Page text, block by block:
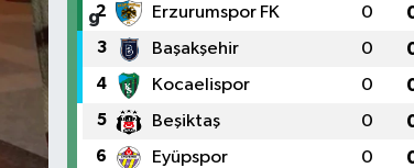
2 Erzurumspor FK 0
3 Başakşehir 0
4 Kocaelispor 0
5 Beşiktaş 0
6 Eyüpspor 0